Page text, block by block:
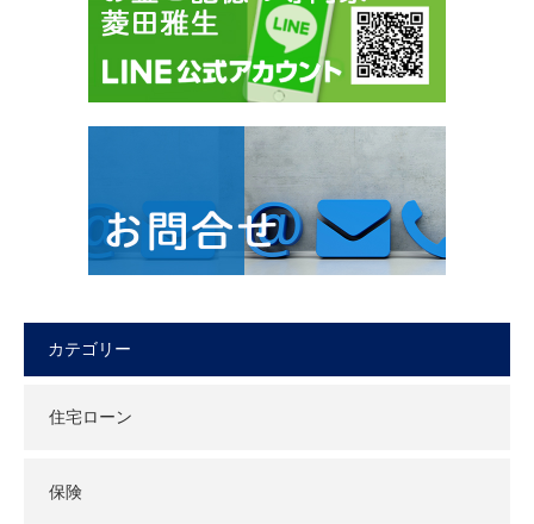
カテゴリー
住宅ローン
保険